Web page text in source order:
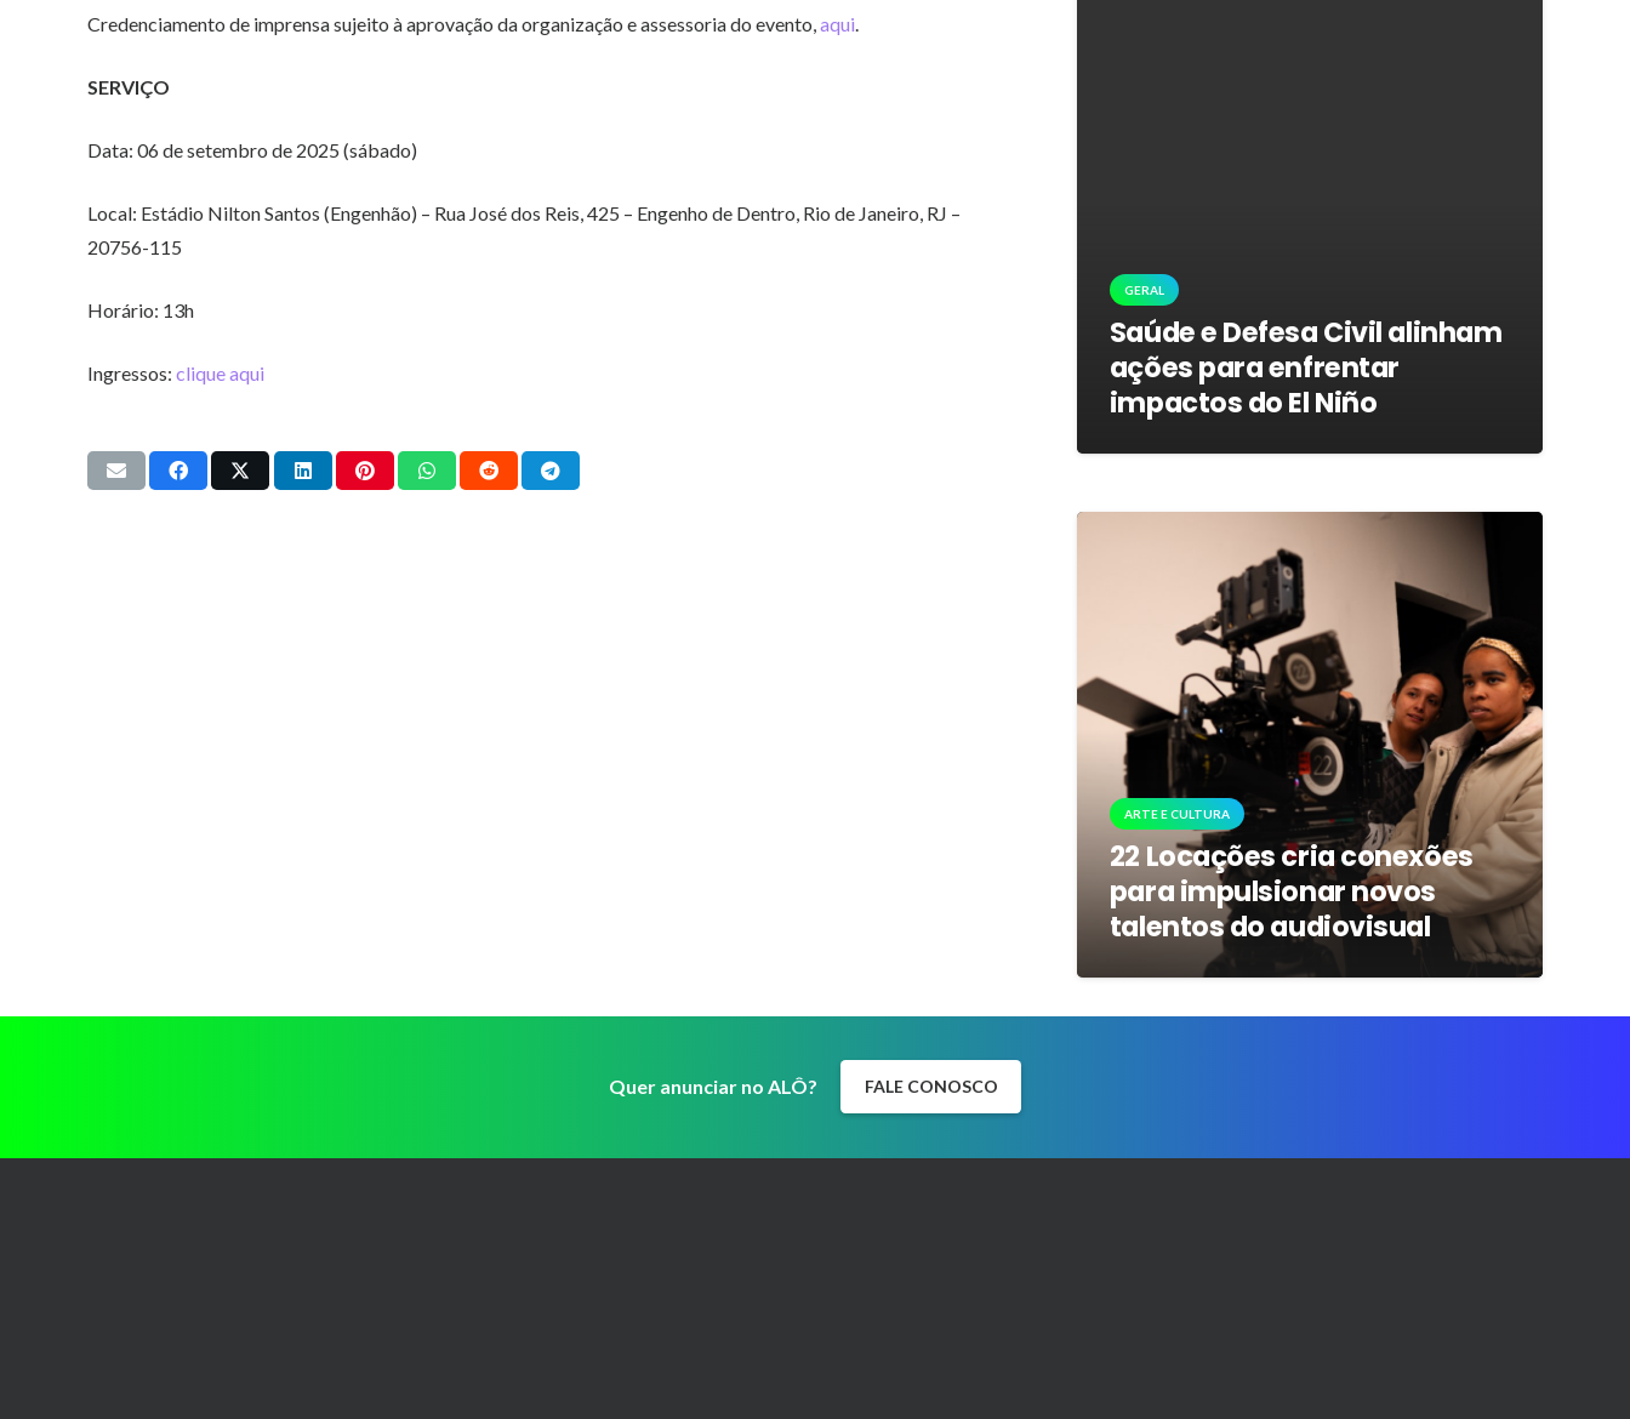
Credenciamento de imprensa sujeito à aprovação da organização e assessoria do evento,aqui.
SERVIÇO
Data: 06 de setembro de 2025 (sábado)
Local: Estádio Nilton Santos (Engenhão) – Rua José dos Reis, 425 – Engenho de Dentro, Rio de Janeiro, RJ –
20756-115
Horário: 13h
Ingressos: clique aqui
GERAL
Saúde e Defesa Civil alinham
ações para enfrentar
impactos do El Niño
ARTE E CULTURA
22 Locações cria conexões
para impulsionar novos
talentos do audiovisual
Quer anunciar no ALÔ? FALE CONOSCO